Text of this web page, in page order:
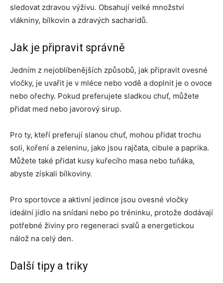
sledovat zdravou výživu. Obsahují velké množství
vlákniny, bílkovin a zdravých sacharidů.
Jak je připravit správně
Jedním z nejoblíbenějších způsobů, jak připravit ovesné
vločky, je uvařit je v mléce nebo vodě a doplnit je o ovoce
nebo ořechy. Pokud preferujete sladkou chuť, můžete
přidat med nebo javorový sirup.
Pro ty, kteří preferují slanou chuť, mohou přidat trochu
soli, koření a zeleninu, jako jsou rajčata, cibule a paprika.
Můžete také přidat kusy kuřecího masa nebo tuňáka,
abyste získali bílkoviny.
Pro sportovce a aktivní jedince jsou ovesné vločky
ideální jídlo na snídani nebo po tréninku, protože dodávají
potřebné živiny pro regeneraci svalů a energetickou
nálož na celý den.
Další tipy a triky